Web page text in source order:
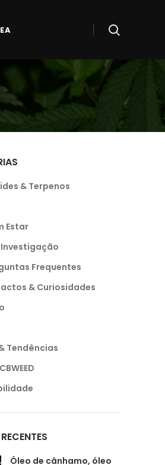
& Terpenos
Estar
Frequentes
& Curiosidades
Tendências
Óleo de cânhamo, óleo